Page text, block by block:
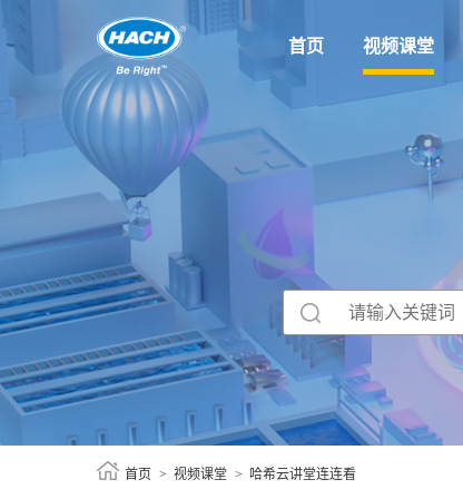
首页 视频课堂
首页 视频课堂 哈希云讲堂连连看